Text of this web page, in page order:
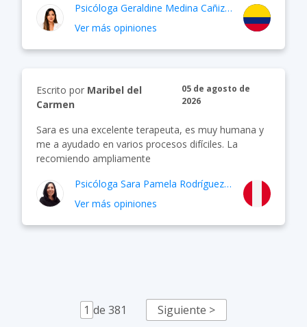
Psicóloga Geraldine Medina Cañizares
Ver más opiniones
Escrito por Maribel del
Carmen
05 de agosto de
2026
Sara es una excelente terapeuta, es muy humana y
me a ayudado en varios procesos difíciles. La
recomiendo ampliamente
Psicóloga Sara Pamela Rodríguez Barrios
Ver más opiniones
1 de 381 Siguiente >